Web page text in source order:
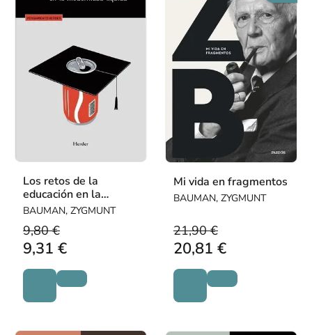
Los retos de la
educación en la
modernidad líquida
BAUMAN, ZYGMUNT
9,80 €
9,31 €
Mi vida en fragmentos
BAUMAN, ZYGMUNT
21,90 €
20,81 €